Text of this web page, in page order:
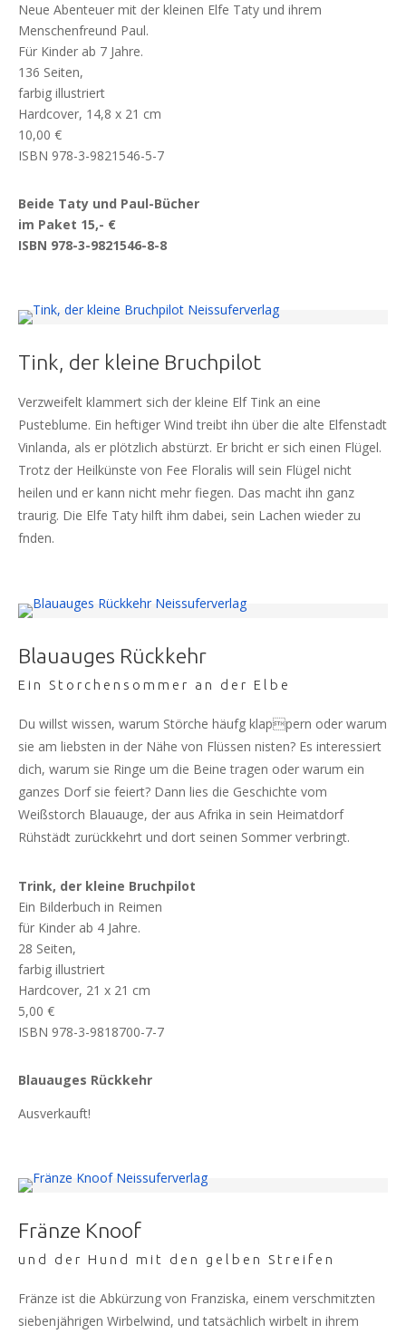
Neue Abenteuer mit der kleinen Elfe Taty und ihrem
Menschenfreund Paul.
Für Kinder ab 7 Jahre.
136 Seiten,
farbig illustriert
Hardcover, 14,8 x 21 cm
10,00 €
ISBN 978-3-9821546-5-7
Beide Taty und Paul-Bücher
im Paket 15,- €
ISBN 978-3-9821546-8-8
Tink, der kleine Bruchpilot
Verzweifelt klammert sich der kleine Elf Tink an eine
Pusteblume. Ein heftiger Wind treibt ihn über die alte Elfenstadt
Vinlanda, als er plötzlich abstürzt. Er bricht er sich einen Flügel.
Trotz der Heilkünste von Fee Floralis will sein Flügel nicht
heilen und er kann nicht mehr fiegen. Das macht ihn ganz
traurig. Die Elfe Taty hilft ihm dabei, sein Lachen wieder zu
fnden.
Blauauges Rückkehr
Ein Storchensommer an der Elbe
Du willst wissen, warum Störche häufg klappern oder warum
sie am liebsten in der Nähe von Flüssen nisten? Es interessiert
dich, warum sie Ringe um die Beine tragen oder warum ein
ganzes Dorf sie feiert? Dann lies die Geschichte vom
Weißstorch Blauauge, der aus Afrika in sein Heimatdorf
Rühstädt zurückkehrt und dort seinen Sommer verbringt.
Trink, der kleine Bruchpilot
Ein Bilderbuch in Reimen
für Kinder ab 4 Jahre.
28 Seiten,
farbig illustriert
Hardcover, 21 x 21 cm
5,00 €
ISBN 978-3-9818700-7-7
Blauauges Rückkehr
Ausverkauft!
Fränze Knoof
und der Hund mit den gelben Streifen
Fränze ist die Abkürzung von Franziska, einem verschmitzten
siebenjährigen Wirbelwind, und tatsächlich wirbelt in ihrem